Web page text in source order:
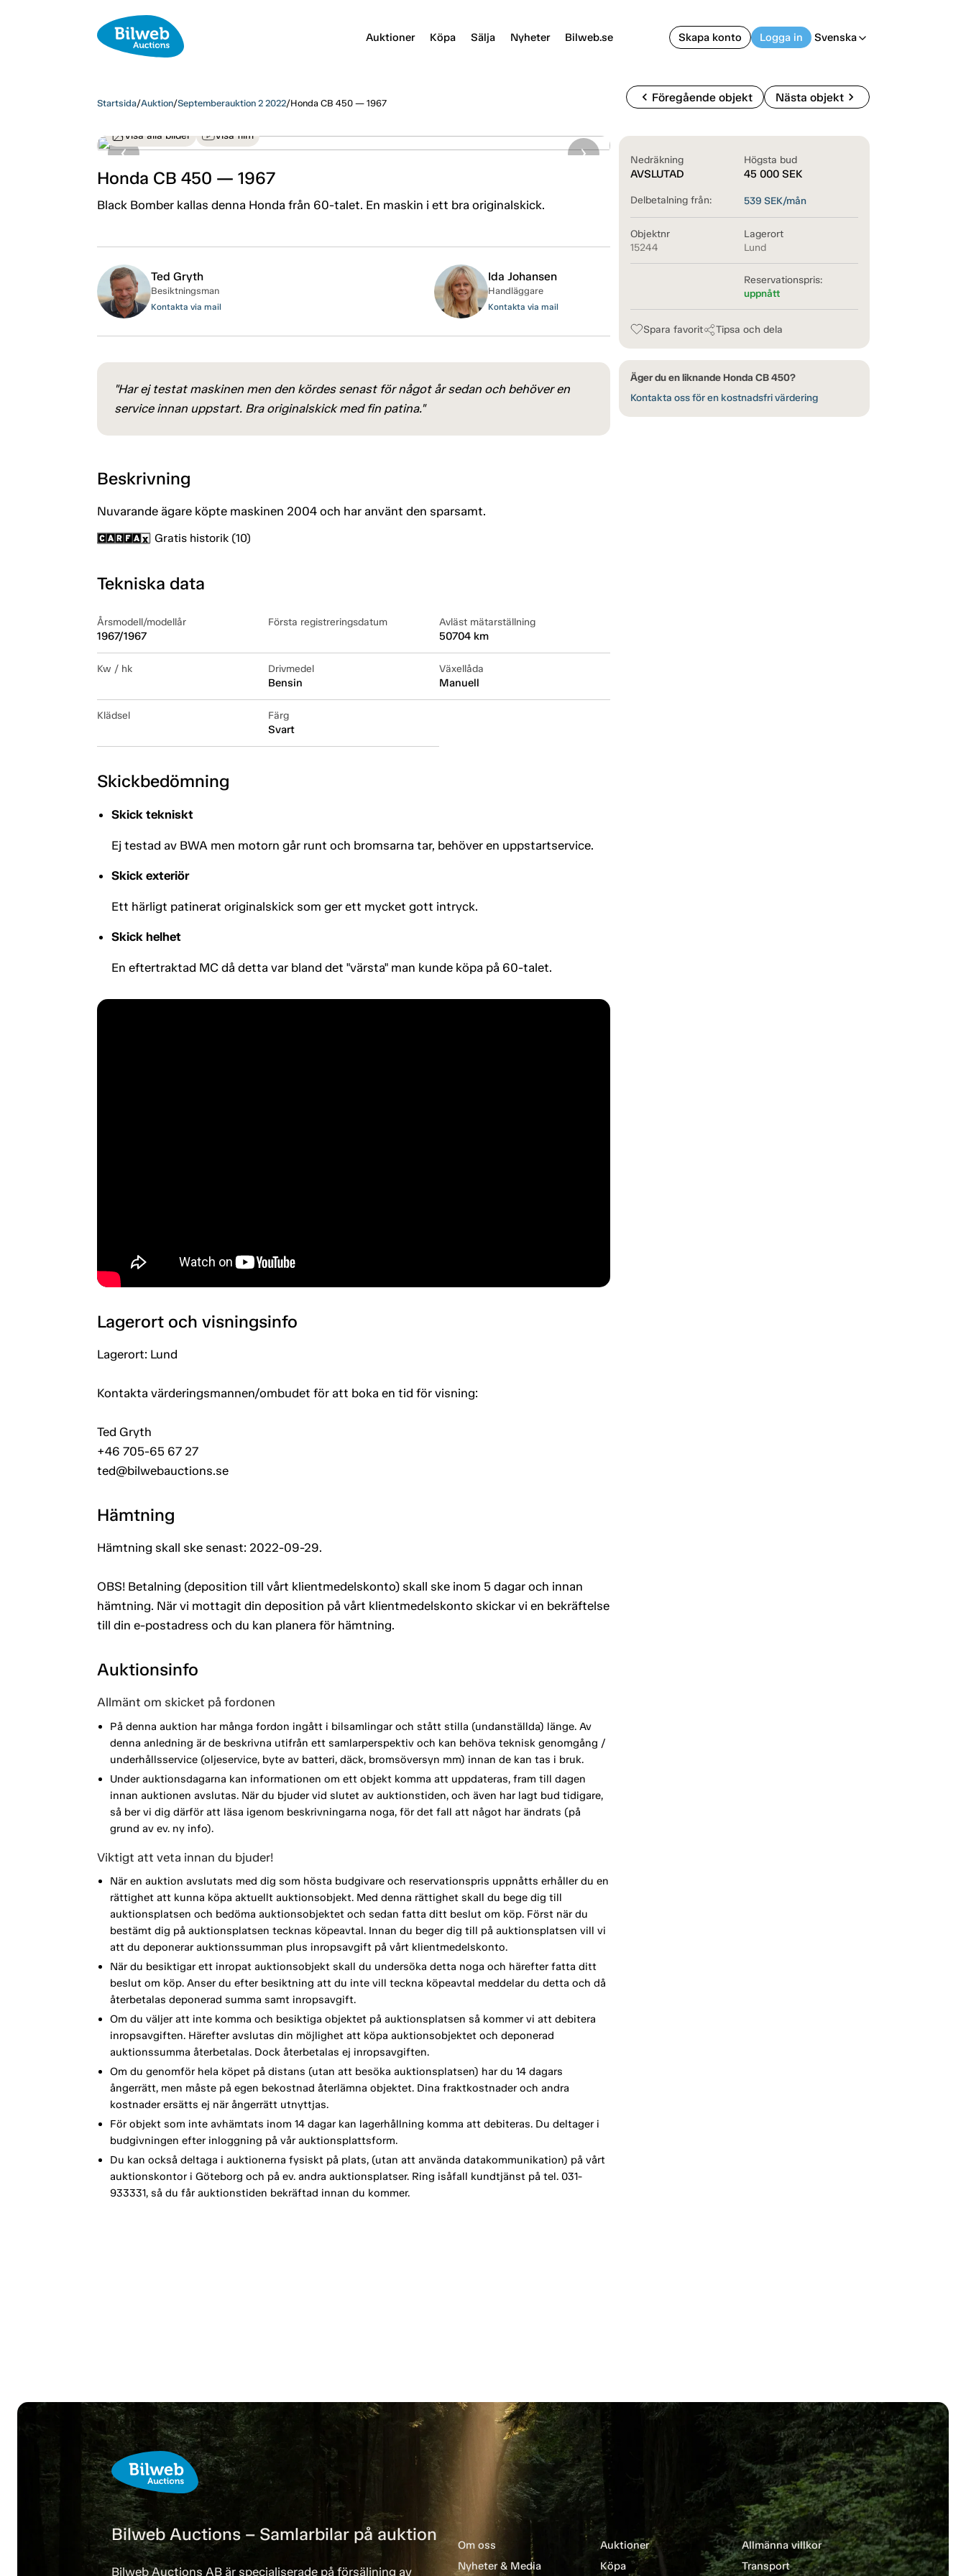
Auktioner Köpa Sälja Nyheter Bilweb.se Skapa konto Logga in Svenska arrow_back_ios
Startsida/Auktion/Septemberauktion 2 2022/Honda CB 450 — 1967 chevron_left Föregående objekt Nästa objektchevron_right
Visa alla bilder Visa film
Honda CB 450 — 1967
Black Bomber kallas denna Honda från 60-talet. En maskin i ett bra originalskick.
Nedräkning
AVSLUTAD
Högsta bud
45 000 SEK
Delbetalning från: 539 SEK/mån
Objektnr
15244
Lagerort
Lund
Reservationspris:
uppnått
Spara favorit Tipsa och dela
Äger du en liknande Honda CB 450?
Kontakta oss för en kostnadsfri värdering
Ted Gryth
Besiktningsman
Kontakta via mail
Ida Johansen
Handläggare
Kontakta via mail
"Har ej testat maskinen men den kördes senast för något år sedan och behöver en
service innan uppstart. Bra originalskick med fin patina."
Beskrivning
Nuvarande ägare köpte maskinen 2004 och har använt den sparsamt.
Gratis historik (10)
Tekniska data
Årsmodell/modellår
1967/1967
Första registreringsdatum Avläst mätarställning
50704 km
Kw / hk Drivmedel
Bensin
Växellåda
Manuell
Klädsel Färg
Svart
Skickbedömning
Skick tekniskt
Ej testad av BWA men motorn går runt och bromsarna tar, behöver en uppstartservice.
Skick exteriör
Ett härligt patinerat originalskick som ger ett mycket gott intryck.
Skick helhet
En eftertraktad MC då detta var bland det "värsta" man kunde köpa på 60-talet.
Lagerort och visningsinfo
Lagerort: Lund
Kontakta värderingsmannen/ombudet för att boka en tid för visning:
Ted Gryth
+46 705-65 67 27
ted@bilwebauctions.se
Hämtning
Hämtning skall ske senast: 2022-09-29.
OBS! Betalning (deposition till vårt klientmedelskonto) skall ske inom 5 dagar och innan
hämtning. När vi mottagit din deposition på vårt klientmedelskonto skickar vi en bekräftelse
till din e-postadress och du kan planera för hämtning.
Auktionsinfo
Allmänt om skicket på fordonen
På denna auktion har många fordon ingått i bilsamlingar och stått stilla (undanställda) länge. Av
denna anledning är de beskrivna utifrån ett samlarperspektiv och kan behöva teknisk genomgång /
underhållsservice (oljeservice, byte av batteri, däck, bromsöversyn mm) innan de kan tas i bruk.
Under auktionsdagarna kan informationen om ett objekt komma att uppdateras, fram till dagen
innan auktionen avslutas. När du bjuder vid slutet av auktionstiden, och även har lagt bud tidigare,
så ber vi dig därför att läsa igenom beskrivningarna noga, för det fall att något har ändrats (på
grund av ev. ny info).
Viktigt att veta innan du bjuder!
När en auktion avslutats med dig som hösta budgivare och reservationspris uppnåtts erhåller du en
rättighet att kunna köpa aktuellt auktionsobjekt. Med denna rättighet skall du bege dig till
auktionsplatsen och bedöma auktionsobjektet och sedan fatta ditt beslut om köp. Först när du
bestämt dig på auktionsplatsen tecknas köpeavtal. Innan du beger dig till på auktionsplatsen vill vi
att du deponerar auktionssumman plus inropsavgift på vårt klientmedelskonto.
När du besiktigar ett inropat auktionsobjekt skall du undersöka detta noga och härefter fatta ditt
beslut om köp. Anser du efter besiktning att du inte vill teckna köpeavtal meddelar du detta och då
återbetalas deponerad summa samt inropsavgift.
Om du väljer att inte komma och besiktiga objektet på auktionsplatsen så kommer vi att debitera
inropsavgiften. Härefter avslutas din möjlighet att köpa auktionsobjektet och deponerad
auktionssumma återbetalas. Dock återbetalas ej inropsavgiften.
Om du genomför hela köpet på distans (utan att besöka auktionsplatsen) har du 14 dagars
ångerrätt, men måste på egen bekostnad återlämna objektet. Dina fraktkostnader och andra
kostnader ersätts ej när ångerrätt utnyttjas.
För objekt som inte avhämtats inom 14 dagar kan lagerhållning komma att debiteras. Du deltager i
budgivningen efter inloggning på vår auktionsplattsform.
Du kan också deltaga i auktionerna fysiskt på plats, (utan att använda datakommunikation) på vårt
auktionskontor i Göteborg och på ev. andra auktionsplatser. Ring isåfall kundtjänst på tel. 031-
933331, så du får auktionstiden bekräftad innan du kommer.
Bilweb Auctions – Samlarbilar på auktion
Bilweb Auctions AB är specialiserade på försäljning av
Om oss
Nyheter & Media
Auktioner
Köpa
Allmänna villkor
Transport